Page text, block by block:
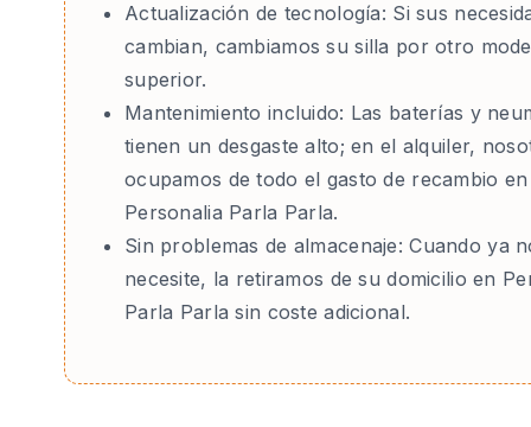
Actualización de tecnología: Si sus
cambian, cambiamos su silla por otro
superior.
Mantenimiento incluido: Las baterías y
tienen un desgaste alto; en el alquiler,
ocupamos de todo el gasto de recambio en
Personalia Parla Parla.
Sin problemas de almacenaje: Cuando ya
necesite, la retiramos de su domicilio en
Parla Parla sin coste adicional.